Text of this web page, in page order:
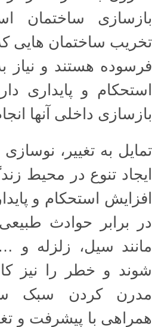
بازسازی ساختمان
تخریب ساختمان هایی
فرسوده هستند و نیاز
استحکام و پایداری
بازسازی داخلی آنها
تمایل به تغییر،
ایجاد تنوع در محیط
افزایش استحکام و
در برابر حوادث
مانند سیل، زلزله
شوند و خطر را نیز
مدرن کردن سبک
همراهی با پیشرفت و